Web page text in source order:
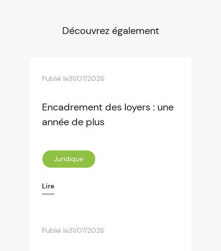
Découvrez également
Publié le31/07/2026
Encadrement des loyers : une
année de plus
Juridique
Lire
Publié le31/07/2026